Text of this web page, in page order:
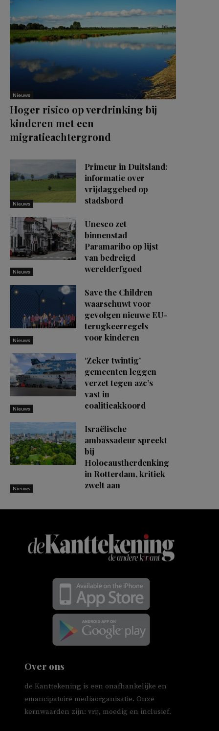
Nieuws
Hoger risico op verdrinking bij
kinderen met een
migratieachtergrond
Nieuws
Primeur in Duitsland:
informatie over
vrijdaggebed op
stadsbord
Nieuws
Unesco zet
binnenstad
Paramaribo op lijst
van bedreigd
werelderfgoed
Nieuws
Save the Children
waarschuwt voor
gevolgen nieuwe EU-
terugkeerregels
voor kinderen
Nieuws
‘Zeker twintig’
gemeenten leggen
verzet tegen azc’s
vast in
coalitieakkoord
Nieuws
Israëlische
ambassadeur spreekt
bij
Holocaustherdenking
in Rotterdam, kritiek
zwelt aan
Over ons
de Kanttekening is een onafhankelijke en
emancipatoire mediaorganisatie. Onze
kernwaarden zijn: vrij, moedig en inclusief.